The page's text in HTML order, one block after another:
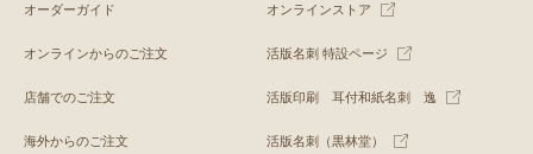
オーダーガイド
オンラインからのご注文
店舗でのご注文
海外からのご注文
オンラインストア
活版名刺 特設ページ
活版印刷 耳付和紙名刺 逸
活版名刺（黒林堂）